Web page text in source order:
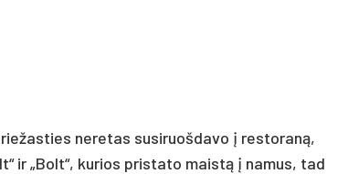
neretas susiruošdavo į restoraną,
ir „Bolt“, kurios pristato maistą į namus, tad